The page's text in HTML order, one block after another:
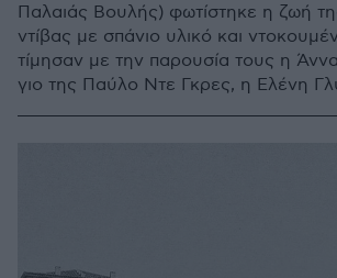
Παλαιάς Βουλής) φωτίστηκε η ζωή
ντίβας με σπάνιο υλικό και
τίμησαν με την παρουσία τους η
γιο της Παύλο Ντε Γκρες, η Ελένη